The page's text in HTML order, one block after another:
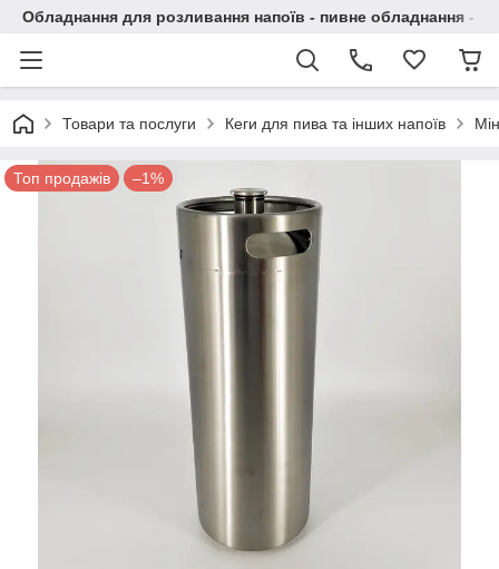
Обладнання для розливання напоїв - пивне обладнання - в
Товари та послуги Кеги для пива та інших напоїв
Топ продажів –1%